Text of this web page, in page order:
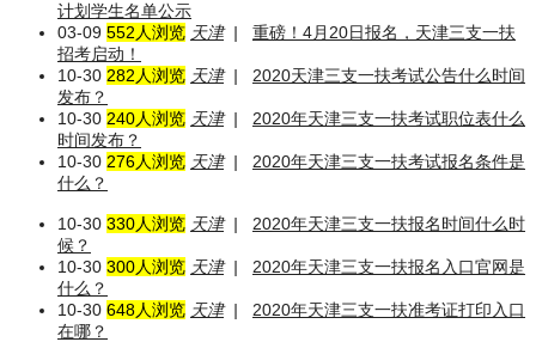
计划学生名单公示
03-09 552人浏览 天津|
重磅！4月20日报名，天津三支一扶
招考启动！
10-30 282人浏览 天津|
2020天津三支一扶考试公告什么时间
发布？
10-30 240人浏览 天津|
2020年天津三支一扶考试职位表什么
时间发布？
10-30 276人浏览 天津|
2020年天津三支一扶考试报名条件是
什么？
10-30 330人浏览 天津|
2020年天津三支一扶报名时间什么时
候？
10-30 300人浏览 天津|
2020年天津三支一扶报名入口官网是
什么？
10-30 648人浏览 天津|
2020年天津三支一扶准考证打印入口
在哪？